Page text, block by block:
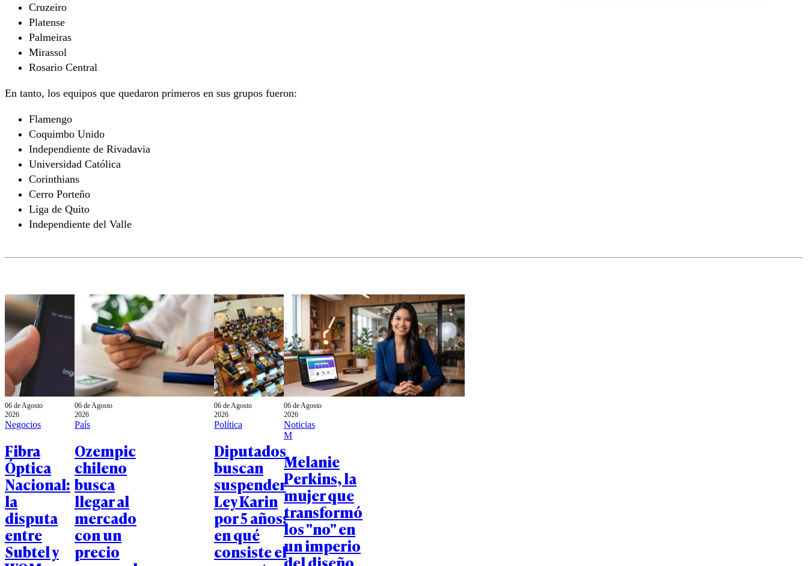
Cruzeiro
Platense
Palmeiras
Mirassol
Rosario Central
En tanto, los equipos que quedaron primeros en sus grupos fueron:
Flamengo
Coquimbo Unido
Independiente de Rivadavia
Universidad Católica
Corinthians
Cerro Porteño
Liga de Quito
Independiente del Valle
06 de Agosto
2026
Negocios
Fibra
Óptica
Nacional:
la
disputa
entre
Subtel y
06 de Agosto
2026
País
Ozempic
chileno
busca
llegar al
mercado
con un
precio
06 de Agosto
2026
Política
Diputados
buscan
suspender
Ley Karin
por 5 años:
en qué
consiste el
06 de Agosto
2026
Noticias
M
Melanie
Perkins, la
mujer que
transformó
los "no" en
un imperio